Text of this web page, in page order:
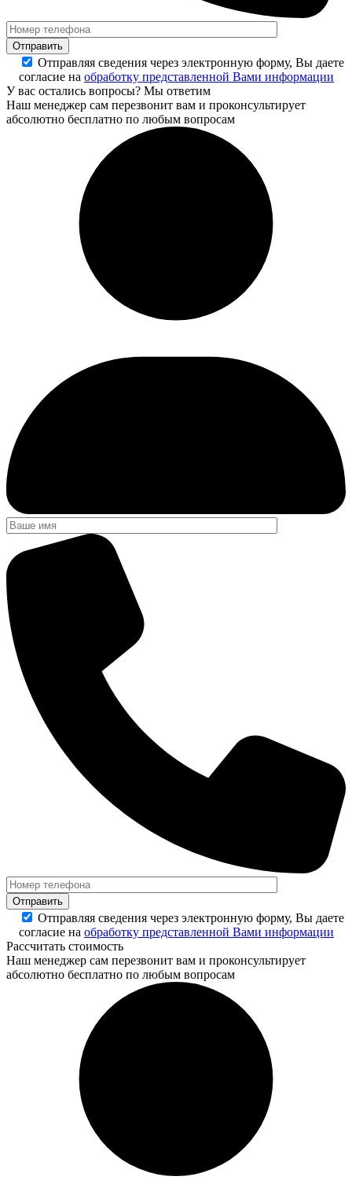
Отправляя сведения через электронную форму, Вы даете
согласие на обработку представленной Вами информации
У вас остались вопросы? Мы ответим
Наш менеджер сам перезвонит вам и проконсультирует
абсолютно бесплатно по любым вопросам
Отправляя сведения через электронную форму, Вы даете
согласие на обработку представленной Вами информации
Рассчитать стоимость
Наш менеджер сам перезвонит вам и проконсультирует
абсолютно бесплатно по любым вопросам